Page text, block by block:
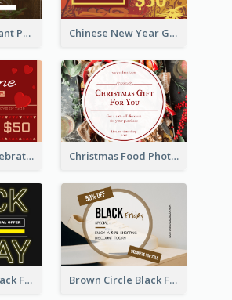
Brown Restaurant Photo New Year Gift Card Chinese New Year Gift Card With Decorations
Luxury Red Celebration Gift Card Template Design Christmas Food Photo Shopping Discount Gift Card
Neon Yellow Black Friday Typography Gift Card Brown Circle Black Friday Sneakers Sale Gift Card